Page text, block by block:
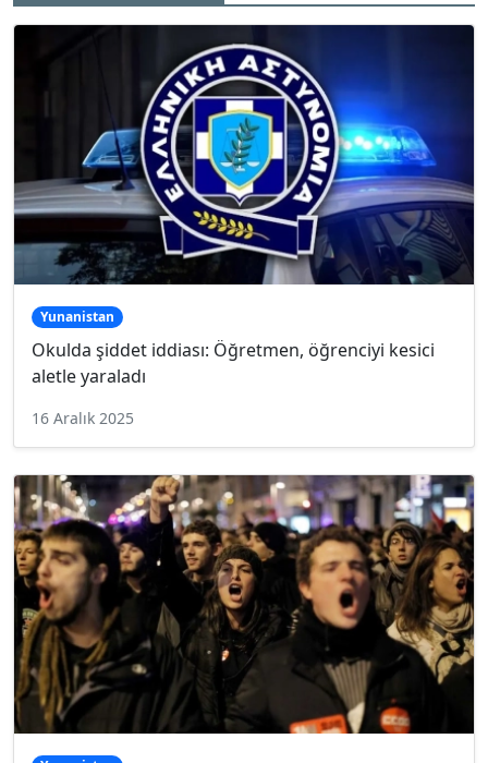
Yunanistan
Okulda şiddet iddiası: Öğretmen, öğrenciyi kesici
aletle yaraladı
16 Aralık 2025